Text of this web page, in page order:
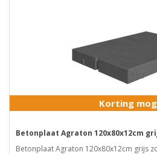
Korting
Betonplaat Agraton 120x80x12cm
Betonplaat Agraton 120x80x12cm grijs